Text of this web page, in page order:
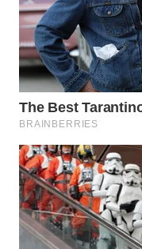
WN
BORNEO
Wahana
Media
Group
NEWS
WAHANA
TANI